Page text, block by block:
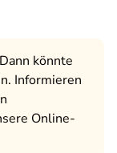
könnte
Informieren
Online-